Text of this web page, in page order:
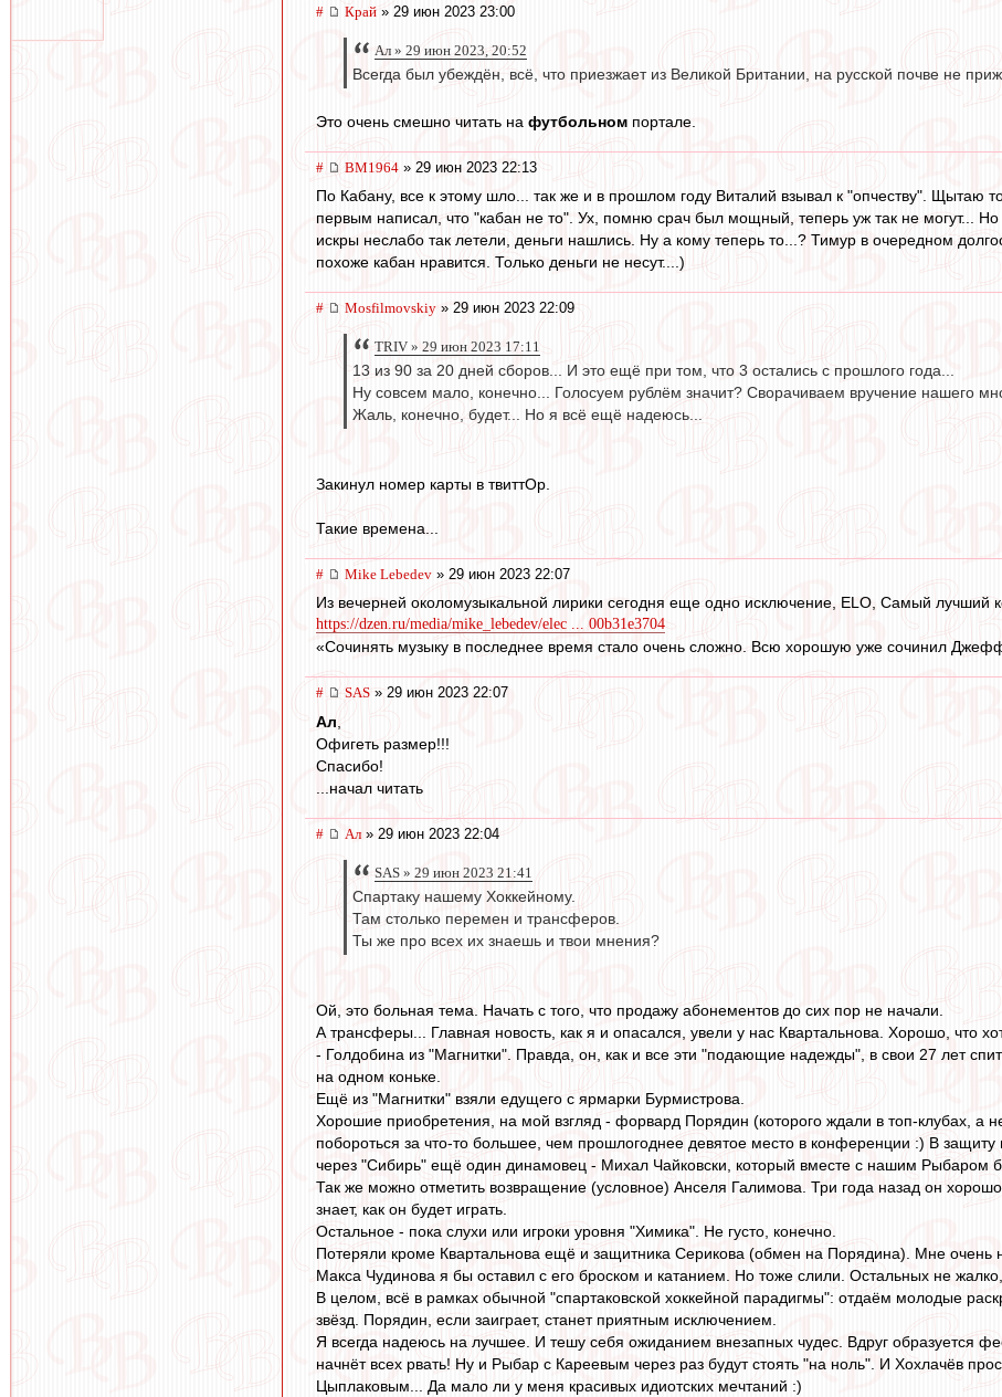
# Край » 29 июн 2023 23:00
Ал » 29 июн 2023, 20:52
Всегда был убеждён, всё, что приезжает из Великой Британии, на русской почве не
Это очень смешно читать на футбольном портале.
# BM1964 » 29 июн 2023 22:13
По Кабану, все к этому шло... так же и в прошлом году Виталий взывал к "опчеству". Щытаю
первым написал, что "кабан не то". Ух, помню срач был мощный, теперь уж так не могут...
искры неслабо так летели, деньги нашлись. Ну а кому теперь то...? Тимур в очередном
похоже кабан нравится. Только деньги не несут....)
# Mosfilmovskiy » 29 июн 2023 22:09
TRIV » 29 июн 2023 17:11
13 из 90 за 20 дней сборов... И это ещё при том, что 3 остались с прошлого года...
Ну совсем мало, конечно... Голосуем рублём значит? Сворачиваем вручение нашего
Жаль, конечно, будет... Но я всё ещё надеюсь...
Закинул номер карты в твиттОр.
Такие времена...
# Mike Lebedev » 29 июн 2023 22:07
Из вечерней околомузыкальной лирики сегодня еще одно исключение, ELO, Самый лучший
https://dzen.ru/media/mike_lebedev/elec ... 00b31e3704
«Сочинять музыку в последнее время стало очень сложно. Всю хорошую уже сочинил
# SAS » 29 июн 2023 22:07
Ал
Офигеть размер!!!
Спасибо!
...начал читать
# Ал » 29 июн 2023 22:04
SAS » 29 июн 2023 21:41
Спартаку нашему Хоккейному.
Там столько перемен и трансферов.
Ты же про всех их знаешь и твои мнения?
Ой, это больная тема. Начать с того, что продажу абонементов до сих пор не начали.
А трансферы... Главная новость, как я и опасался, увели у нас Квартальнова. Хорошо, что
- Голдобина из "Магнитки". Правда, он, как и все эти "подающие надежды", в свои 27 лет
на одном коньке.
Ещё из "Магнитки" взяли едущего с ярмарки Бурмистрова.
Хорошие приобретения, на мой взгляд - форвард Порядин (которого ждали в топ-клубах, а
побороться за что-то большее, чем прошлогоднее девятое место в конференции :) В
через "Сибирь" ещё один динамовец - Михал Чайковски, который вместе с нашим Рыбаром
Так же можно отметить возвращение (условное) Анселя Галимова. Три года назад он
знает, как он будет играть.
Остальное - пока слухи или игроки уровня "Химика". Не густо, конечно.
Потеряли кроме Квартальнова ещё и защитника Серикова (обмен на Порядина). Мне очень
Макса Чудинова я бы оставил с его броском и катанием. Но тоже слили. Остальных не жалко,
В целом, всё в рамках обычной "спартаковской хоккейной парадигмы": отдаём молодые
звёзд. Порядин, если заиграет, станет приятным исключением.
Я всегда надеюсь на лучшее. И тешу себя ожиданием внезапных чудес. Вдруг образуется
начнёт всех рвать! Ну и Рыбар с Кареевым через раз будут стоять "на ноль". И Хохлачёв
Цыплаковым... Да мало ли у меня красивых идиотских мечтаний :)